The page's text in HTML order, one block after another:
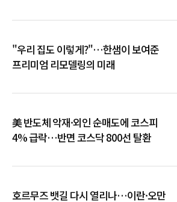
"우리 집도 이렇게?"…한샘이 보여준
프리미엄 리모델링의 미래
美 반도체 악재·외인 순매도에 코스피
4% 급락…반면 코스닥 800선 탈환
호르무즈 뱃길 다시 열리나…이란·오만